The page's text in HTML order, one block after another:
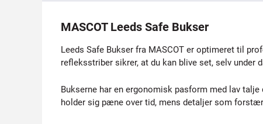
MASCOT Leeds Safe Bukser
Leeds Safe Bukser fra MASCOT er optimeret til
refleksstriber sikrer, at du kan blive set, selv under
Bukserne har en ergonomisk pasform med lav
holder sig pæne over tid, mens detaljer som